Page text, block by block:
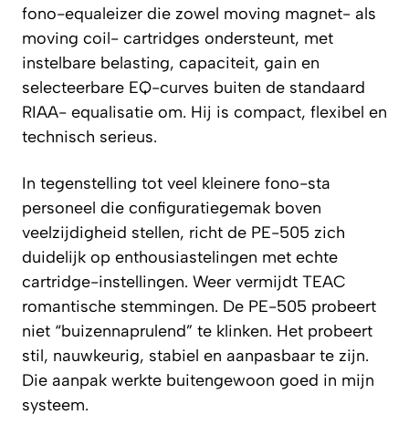
fono-equaleizer die zowel moving magnet- als
moving coil- cartridges ondersteunt, met
instelbare belasting, capaciteit, gain en
selecteerbare EQ-curves buiten de standaard
RIAA- equalisatie om. Hij is compact, flexibel en
technisch serieus.
In tegenstelling tot veel kleinere fono-sta
personeel die configuratiegemak boven
veelzijdigheid stellen, richt de PE-505 zich
duidelijk op enthousiastelingen met echte
cartridge-instellingen. Weer vermijdt TEAC
romantische stemmingen. De PE-505 probeert
niet “buizennaprulend” te klinken. Het probeert
stil, nauwkeurig, stabiel en aanpasbaar te zijn.
Die aanpak werkte buitengewoon goed in mijn
systeem.